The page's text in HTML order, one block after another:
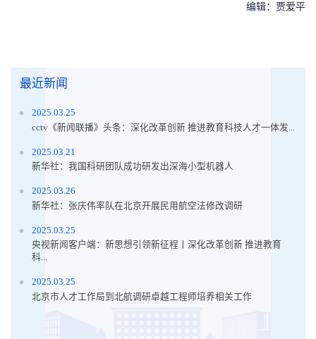
编辑：贾爱平
最近新闻
2025.03.25
cctv《新闻联播》头条：深化改革创新 推进教育科技人才一体发...
2025.03.21
新华社：我国科研团队成功研发出深海小型机器人
2025.03.26
新华社：张庆伟率队在北京开展民用航空法修改调研
2025.03.25
央视新闻客户端：新思想引领新征程丨深化改革创新 推进教育
科...
2025.03.25
北京市人才工作局到北航调研卓越工程师培养相关工作